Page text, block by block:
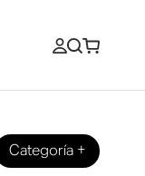
Categoría +